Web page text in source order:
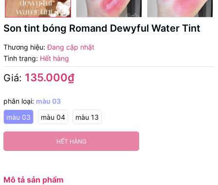
Son tint bóng Romand Dewyful Water Tint
Thương hiệu: Đang cập nhật
Tình trạng: Hết hàng
Giá: 135.000₫
phân loại: màu 03
màu 03
màu 04 màu 13
HẾT HÀNG
Mô tả sản phẩm